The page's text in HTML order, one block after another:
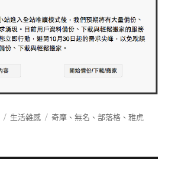
分
生活雜感
標
奇摩 、無名 、部落格 、雅虎